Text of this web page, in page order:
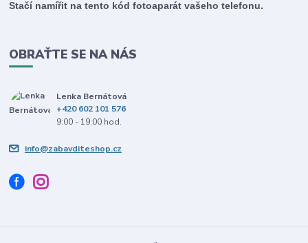
Stačí namířit na tento kód fotoaparát vašeho telefonu.
OBRAŤTE SE NA NÁS
Lenka Bernátová
+420 602 101 576
9:00 - 19:00 hod.
info@zabavditeshop.cz